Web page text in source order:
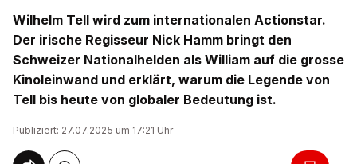
Wilhelm Tell wird zum internationalen Actionstar.
Der irische Regisseur Nick Hamm bringt den
Schweizer Nationalhelden als William auf die grosse
Kinoleinwand und erklärt, warum die Legende von
Tell bis heute von globaler Bedeutung ist.
Publiziert: 27.07.2025 um 17:21 Uhr